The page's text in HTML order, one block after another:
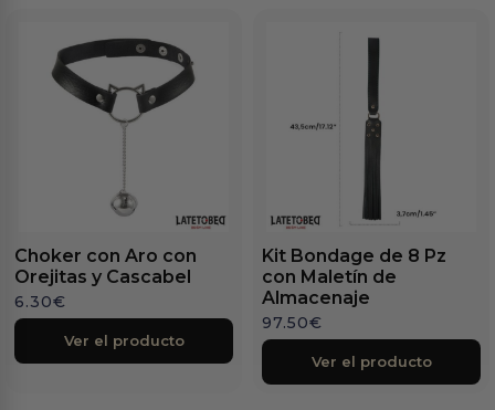
Choker con Aro con
Orejitas y Cascabel
6.30€
Ver el producto
Kit Bondage de 8 Pz
con Maletín de
Almacenaje
97.50€
Ver el producto